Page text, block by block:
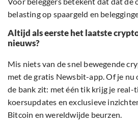
belasting op spaargeld en
Altijd als eerste het laatste
nieuws?
Mis niets van de snel bewegende
met de gratis Newsbit-app. Of je nu
de bank zit: met één tik krijg je real-
koersupdates en exclusieve
Bitcoin en wereldwijde beurzen.